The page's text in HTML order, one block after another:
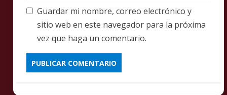
Guardar mi nombre, correo electrónico y
sitio web en este navegador para la próxima
vez que haga un comentario.